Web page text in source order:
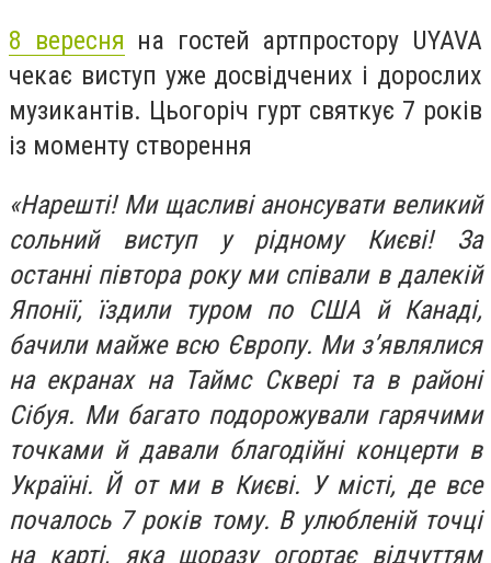
8 вересня на гостей артпростору UYAVA
чекає виступ уже досвідчених і дорослих
музикантів. Цьогоріч гурт святкує 7 років
із моменту створення
«Нарешті! Ми щасливі анонсувати великий
сольний виступ у рідному Києві! За
останні півтора року ми співали в далекій
Японії, їздили туром по США й Канаді,
бачили майже всю Європу. Ми з’являлися
на екранах на Таймс Сквері та в районі
Сібуя. Ми багато подорожували гарячими
точками й давали благодійні концерти в
Україні. Й от ми в Києві. У місті, де все
почалось 7 років тому. В улюбленій точці
на карті, яка щоразу огортає відчуттям